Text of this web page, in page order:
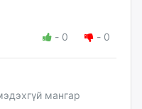
- 0 - 0
мангар